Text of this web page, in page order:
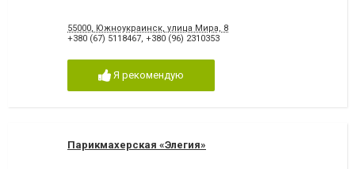
55000, Южноукраинск, улица Мира, 8
+380 (67) 5118467 +380 (96) 2310353
Я рекомендую
Парикмахерская «Элегия»